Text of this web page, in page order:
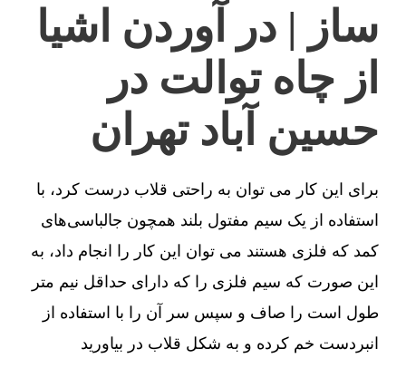
ساز | در آوردن اشیا
از چاه توالت در
حسین آباد تهران
برای این کار می توان به راحتی قلاب درست کرد، با
استفاده از یک سیم مفتول بلند همچون جالباسی‌های
کمد که فلزی هستند می توان این کار را انجام داد، به
این صورت که سیم فلزی را که دارای حداقل نیم متر
طول است را صاف و سپس سر آن را با استفاده از
انبردست خم کرده و به شکل قلاب در بیاورید